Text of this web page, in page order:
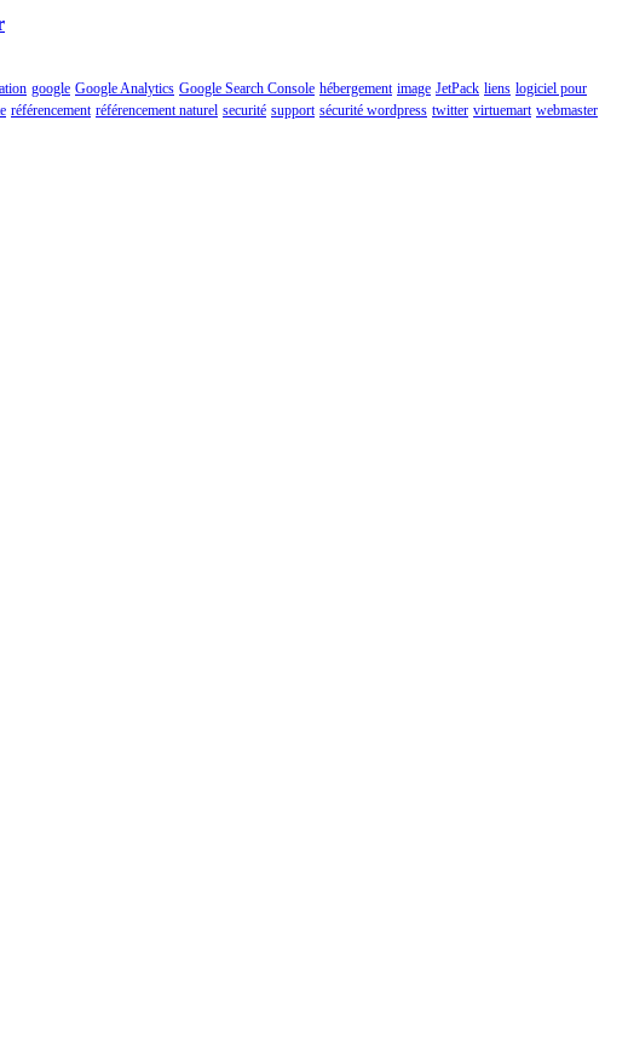
google Google Analytics Google Search Console hébergement image JetPack liens logiciel pour
référencement référencement naturel securité support sécurité wordpress twitter virtuemart webmaster